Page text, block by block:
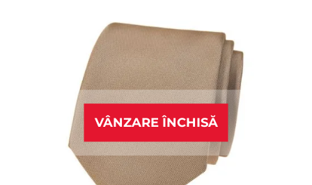
VÂNZARE ÎNCHISĂ